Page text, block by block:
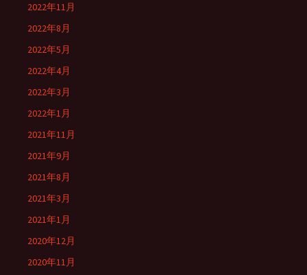
2022年11月
2022年8月
2022年5月
2022年4月
2022年3月
2022年1月
2021年11月
2021年9月
2021年8月
2021年3月
2021年1月
2020年12月
2020年11月